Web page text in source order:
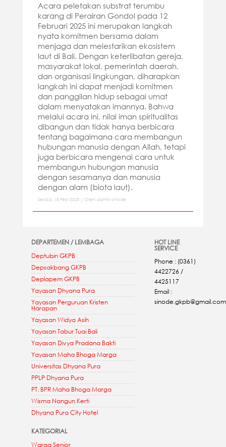
Acara peletakan substrat terumbu
karang di Perairan Gondol pada 12
Februari 2025 ini merupakan langkah
nyata komitmen bersama dalam
menjaga dan melestarikan ekosistem
laut di Bali. Dengan keterlibatan gereja,
masyarakat lokal, pemerintah daerah,
dan organisasi lingkungan, diharapkan
langkah ini dapat menjadi komitmen
dan panggilan hidup sebagai umat
dalam menyatakan imannya. Bahwa
melalui acara ini, nilai iman spiritualitas
dibangun dan tidak hanya berbicara
tentang bagaimana cara membangun
hubungan manusia dengan Allah, tetapi
juga berbicara mengenai cara untuk
membangun hubungan manusia
dengan sesamanya dan manusia
dengan alam (biota laut).
Selasa, 18 Feb 2025 | Oleh: admin sinode
DEPARTEMEN / LEMBAGA
Deptubin GKPB
Depsakbang GKPB
Deplapem GKPB
Yayasan Dhyana Pura
Yayasan Perguruan Kristen
Harapan
Yayasan Widya Asih
Yayasan Tabur Tuai Bali
Yayasan Divya Pradana Bakti
Yayasan Maha Bhoga Marga
Universitas Dhyana Pura
PPLP Dhyana Pura
PT. BPR Maha Bhoga Marga
Wisma Nangun Kerti
Dhyana Pura City Hotel
KATEGORIAL
Warga Senior
HOT LINE
SERVICE
Phone : (0361)
4422726 /
4425117
Email :
sinode.gkpb@gmail.com